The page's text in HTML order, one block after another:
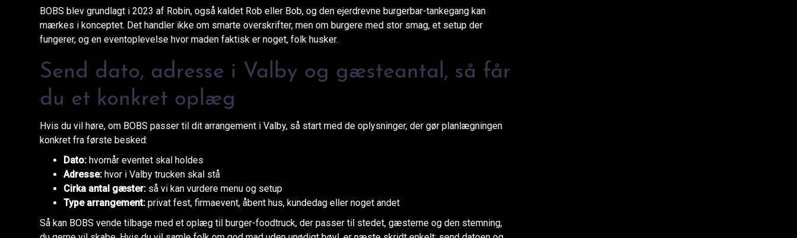
BOBS blev grundlagt i 2023 af Robin, også kaldet Rob eller Bob, og den ejerdrevne burgerbar-tankegang kan
mærkes i konceptet. Det handler ikke om smarte overskrifter, men om burgere med stor smag, et setup der
fungerer, og en eventoplevelse hvor maden faktisk er noget, folk husker.
Send dato, adresse i Valby og gæsteantal, så får
du et konkret oplæg
Hvis du vil høre, om BOBS passer til dit arrangement i Valby, så start med de oplysninger, der gør planlægningen
konkret fra første besked:
Dato: hvornår eventet skal holdes
Adresse: hvor i Valby trucken skal stå
Cirka antal gæster: så vi kan vurdere menu og setup
Type arrangement: privat fest, firmaevent, åbent hus, kundedag eller noget andet
Så kan BOBS vende tilbage med et oplæg til burger-foodtruck, der passer til stedet, gæsterne og den stemning,